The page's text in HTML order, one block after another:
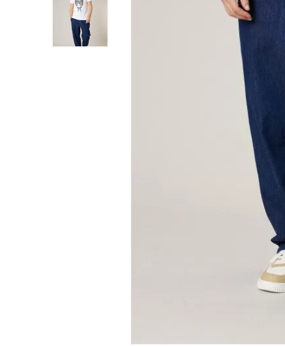
Appuyez sur Entrée pour rechercher ou ESC pour fermer